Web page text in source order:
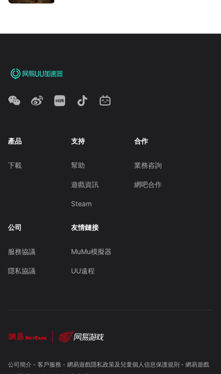
產品
下載
支持
幫助
遊戲資訊
Steam
合作
業務咨詢
網吧合作
公司
服務協議
隱私協議
友情鏈接
MuMu模擬器
UU遠程
公司簡介- 客戶服務 - 網易遊戲隱私政策及兒童個人信息保護規則 - 網易遊戲